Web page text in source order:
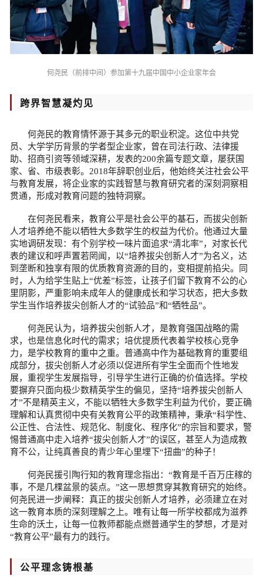
何尧民（前排中间）参加第十九届中国中小企业家年会
跨界智慧凝灼见
何尧民的教育情怀源于其多元的职业积淀。这位中共党
员、大学学历背景的学者型企业家，曾在司法行政、法律援
助、招商引资等领域深耕，发表的200余篇专题文章，屡获国
家、省、市级表彰。2018年辞职创业后，他始终关注社会公平
与教育发展，将企业家的实践智慧与教育研究者的深刻洞察相
贯通，形成对教育问题的独特洞察。
在何尧民看来，教育公平是社会公平的基石，而拔尖创新
人才培养绝不能以牺牲大多数学生的权益为代价。他通过大量
实地调研发现：有个别学校一味片面追求“清北率”，对家长代
表的建议和呼声置若罔闻，以“培养拔尖创新人才”为名义，达
到垄断和独享有限的优质教育资源的目的，变相提前掐尖。同
时，人为给学生贴上“优差”标签，让孩子们留下教育不公的心
里阴影，严重影响未成年人的健康成长和学习状态，把大多数
学生当作培养拔尖创新人才的“试验品”和“牺牲品”。
何尧民认为，培养拔尖创新人才，是教育强国战略的需
求，也是信息化时代的需求；培优提质代表着学校核心竞争
力，是学校教育的重中之重。普通高中作为基础教育的重要组
成部分，拔尖创新人才必须以促进所有学生全面而个性地发
展，重视学生发展指导，引导学生进行正确的价值选择。学校
要摒弃只面向极少数精英学生的偏见，坚持“培养拔尖创新人
才”不是精英主义，不能以牺牲大多数学生利益为代价，要正确
理解和认真贯彻中央有关教育公平的政策精神，秉承“科学性、
公正性、合法性、规范化、制度化、程序化”的宗旨和要求，警
惕普通高中走入培养“拔尖创新人才”的误区，甚至人为造成教
育不公，让纯真善良的青少年心里埋下“扭曲”的种子！
何尧民援引陶行知的教育理念指出：“教育是千百万庄稼的
事，不是几棵盆景的装点。”这一思想贯穿其教育研究的始终。
何尧民进一步阐释：真正的拔尖创新人才培养，必须建立在对
这一教育本质的深刻理解之上。唯有让每一所学校都成为滋养
生命的沃土，让每一位教师都能点燃普通学生的梦想，才是对
“教育公平”最有力的践行。
公平理念铸根基